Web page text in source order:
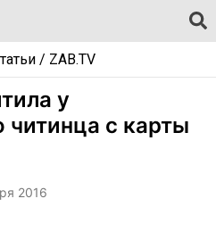
/ ZAB.TV
у
читинца с карты
2016